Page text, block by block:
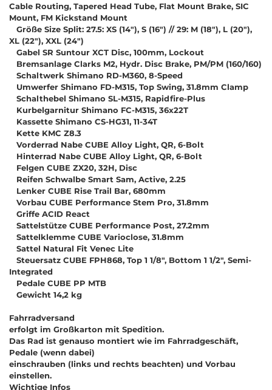
Cable Routing, Tapered Head Tube, Flat Mount Brake, SIC
Mount, FM Kickstand Mount
Größe Size Split: 27.5: XS (14"), S (16") // 29: M (18"), L (20"),
XL (22"), XXL (24")
Gabel SR Suntour XCT Disc, 100mm, Lockout
Bremsanlage Clarks M2, Hydr. Disc Brake, PM/PM (160/160)
Schaltwerk Shimano RD-M360, 8-Speed
Umwerfer Shimano FD-M315, Top Swing, 31.8mm Clamp
Schalthebel Shimano SL-M315, Rapidfire-Plus
Kurbelgarnitur Shimano FC-M315, 36x22T
Kassette Shimano CS-HG31, 11-34T
Kette KMC Z8.3
Vorderrad Nabe CUBE Alloy Light, QR, 6-Bolt
Hinterrad Nabe CUBE Alloy Light, QR, 6-Bolt
Felgen CUBE ZX20, 32H, Disc
Reifen Schwalbe Smart Sam, Active, 2.25
Lenker CUBE Rise Trail Bar, 680mm
Vorbau CUBE Performance Stem Pro, 31.8mm
Griffe ACID React
Sattelstütze CUBE Performance Post, 27.2mm
Sattelklemme CUBE Varioclose, 31.8mm
Sattel Natural Fit Venec Lite
Steuersatz CUBE FPH868, Top 1 1/8", Bottom 1 1/2", Semi-
Integrated
Pedale CUBE PP MTB
Gewicht 14,2 kg
Fahrradversand
erfolgt im Großkarton mit Spedition.
Das Rad ist genauso montiert wie im Fahrradgeschäft,
Pedale (wenn dabei)
einschrauben (links und rechts beachten) und Vorbau
einstellen.
Wichtige Infos